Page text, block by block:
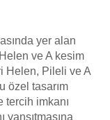
yer alan
ve A kesim
Helen, Pileli ve A
özel tasarım
imkanı
yansıtmasına